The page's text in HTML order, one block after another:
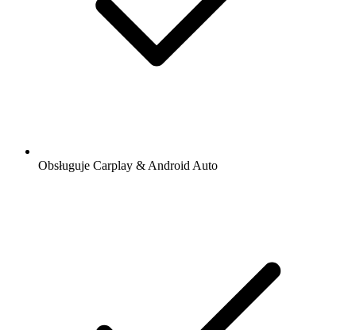
Obsługuje Carplay & Android Auto